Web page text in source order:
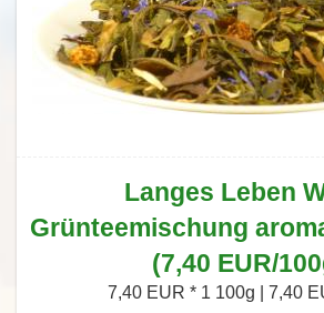
Langes Leben
Grünteemischung
(7,40 EUR/
7,40 EUR * 1 100g | 7,40